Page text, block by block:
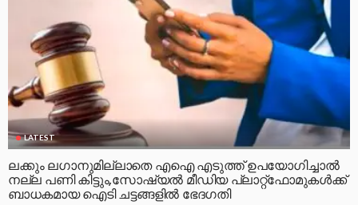
LATEST
ലക്കും ലഗാനുമില്ലാതെ എഐ എടുത്ത് ഉപയോഗിച്ചാല്‍
നല്ല പണി കിട്ടും,സോഷ്യല്‍ മീഡിയ പ്ലാറ്റ്‌ഫോമുകള്‍ക്ക്
ബാധകമായ ഐടി ചട്ടങ്ങളില്‍ ഭേദഗതി